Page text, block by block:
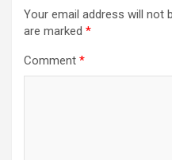
Your email address will not
are marked *
Comment *